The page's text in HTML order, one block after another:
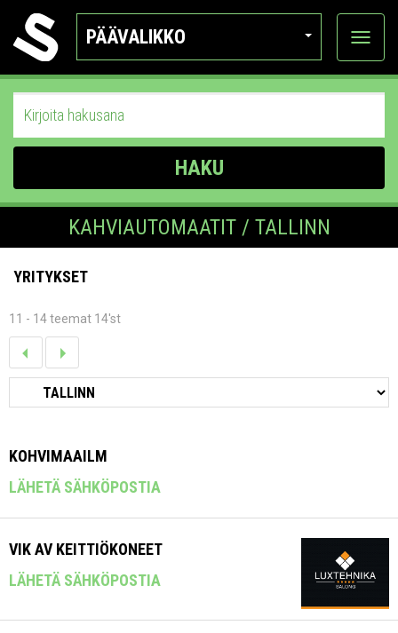
PÄÄVALIKKO
Näytä
HAKU
KAHVIAUTOMAATIT / TALLINN
YRITYKSET
11 - 14 teemat 14'st
KOHVIMAAILM
LÄHETÄ SÄHKÖPOSTIA
VIK AV KEITTIÖKONEET
LÄHETÄ SÄHKÖPOSTIA